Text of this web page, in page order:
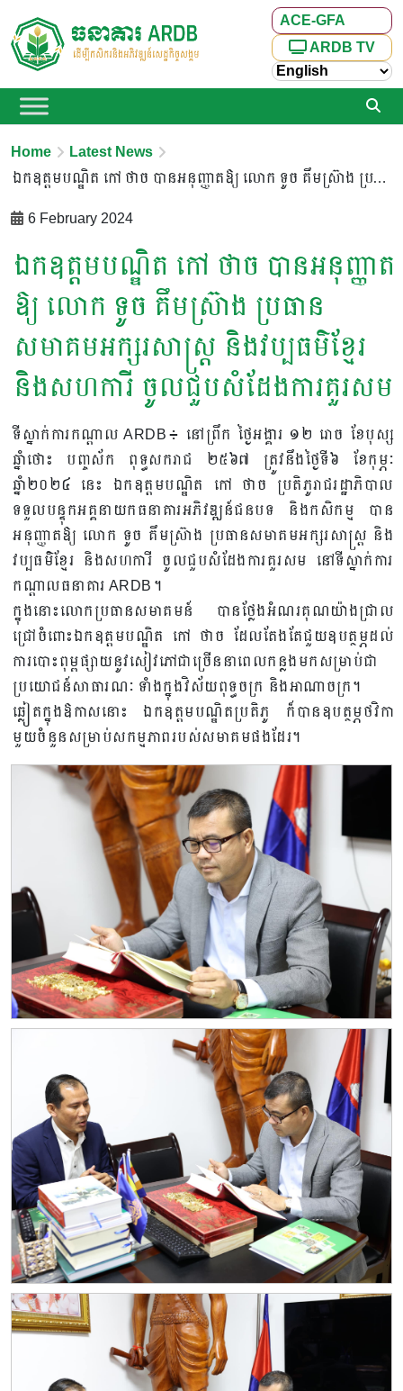
ACE-GFA
ARDB TV
Home
Latest News
ឯកឧត្ដម​បណ្ឌិត​ កៅ​ ថាច បាន​អនុញ្ញាត​ឱ្យ​ លោក​ ទូច​ គឹម​ស្រ៊ាង​ ប្រធាន​សមាគមអក្សរសាស្ត្រ​ និងវប្បធម៌​ខ្មែរ​ និង​សហការី​ ចូល​ជួប​សំដែង​ការ​គួរសម
6 February 2024
ឯកឧត្ដម​បណ្ឌិត​ កៅ​ ថាច បាន​អនុញ្ញាត​
ឱ្យ​ លោក​ ទូច​ គឹម​ស្រ៊ាង​ ប្រធាន​
សមាគមអក្សរសាស្ត្រ​ និងវប្បធម៌​ខ្មែរ​
និង​សហការី​ ចូល​ជួប​សំដែង​ការ​គួរសម
ទីស្នាក់ការ​កណ្ដាល​ ARDB៖​ នៅ​ព្រឹក​ ថ្ងៃអង្គារ ១២ រោច ខែបុស្ស
ឆ្នាំថោះ បញ្ចស័ក ពុទ្ធសករាជ ២៥៦៧​ ត្រូវនឹងថ្ងៃទី៦ ខែកុម្ភៈ
ឆ្នាំ២០២៤​ នេះ​ ឯកឧត្ដម​បណ្ឌិត​ កៅ​ ថាច​ ប្រតិភូ​រាជរដ្ឋាភិបាល​
ទទួល​បន្ទុក​អគ្គនាយក​ធនាគារ​អភិវឌ្ឍន៍​ជនបទ​ និង​កសិកម្ម​ បាន​
អនុញ្ញាត​ឱ្យ​ លោក​ ទូច​ គឹម​ស្រ៊ាង​ ប្រធាន​សមាគមអក្សរសាស្ត្រ​ និង
វប្បធម៌​ខ្មែរ​ និង​សហការី​ ចូល​ជួប​សំដែង​ការ​គួរសម​ នៅទីស្នាក់​ការ​
កណ្ដាល​ធនាគារ​ ARDB។
ក្នុង​នោះ​លោក​ប្រធាន​សមាគមន៍​ បាន​ថ្លែង​អំណរគុណ​យ៉ាង​ជ្រាល
ជ្រៅ​ចំពោះ​ឯកឧត្ដម​បណ្ឌិត​ កៅ​ ថាច​ ដែល​តែងតែ​ជួយ​ឧបត្ថម្ភ​ដល់​
ការ​បោះ​ពុម្ព​ផ្សាយ​នូវ​សៀវភៅ​ជា​ច្រើន​នា​ពេល​កន្លងមក​សម្រាប់​ជា​
ប្រយោជន៍​សាធារណៈ​ ទាំង​ក្នុង​វិស័យ​ពុទ្ធចក្រ​ និង​អាណាចក្រ​។
ឆ្លៀត​ក្នុង​​ឱកាស​នោះ​ ឯកឧត្ដម​បណ្ឌិត​ប្រតិភូ​ ក៏​បាន​ឧបត្ថម្ភ​ថវិកា​
មួយ​ចំនួន​សម្រាប់​សកម្មភាព​របស់​សមាគម​ផងដែរ​។